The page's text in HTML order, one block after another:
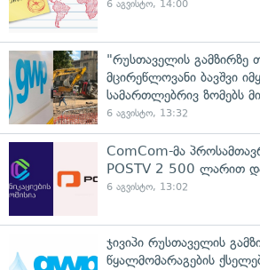
6 აგვისტო, 14:00
"რუსთაველის გამზირზე
მცირეწლოვანი ბავშვი
სამართლებრივ ზომებს
6 აგვისტო, 13:32
ComCom-მა
POSTV 2 500 ლარით
6 აგვისტო, 13:02
ჯივიპი რუსთაველის
წყალმომარაგების